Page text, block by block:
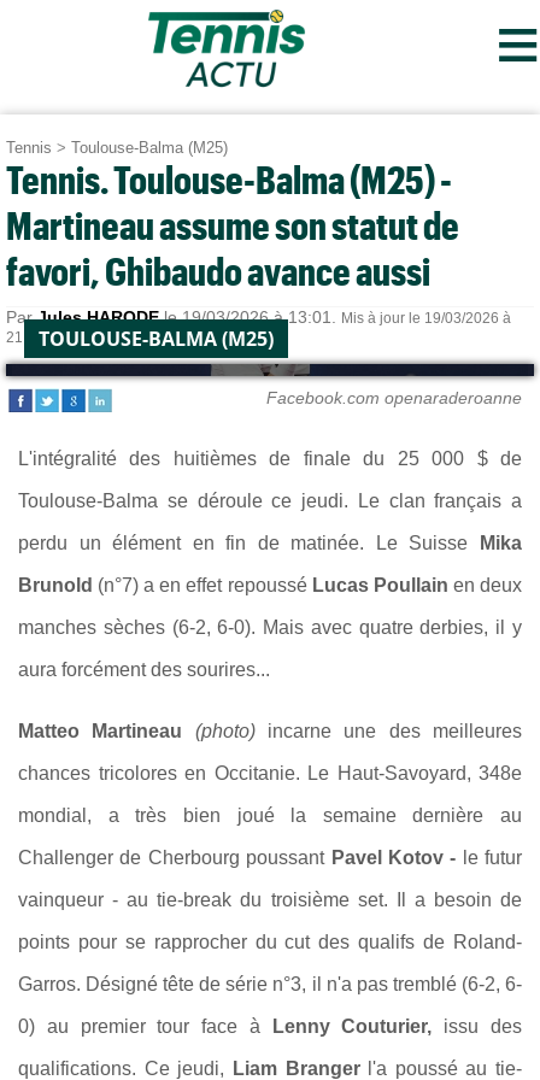
≡
Tennis > Toulouse-Balma (M25)
Tennis. Toulouse-Balma (M25) -
Martineau assume son statut de
favori, Ghibaudo avance aussi
ParJules HARODEle 19/03/2026 à 13:01.
Mis à jour le 19/03/2026 à
21:32.TOULOUSE-BALMA (M25)
Facebook.com openaraderoanne
L'intégralité des huitièmes de finale du 25 000 $ de
Toulouse-Balma se déroule ce jeudi. Le clan français a
perdu un élément en fin de matinée. Le Suisse Mika
Brunold (n°7) a en effet repoussé Lucas Poullain en deux
manches sèches (6-2, 6-0). Mais avec quatre derbies, il y
aura forcément des sourires...
Matteo Martineau (photo) incarne une des meilleures
chances tricolores en Occitanie. Le Haut-Savoyard, 348e
mondial, a très bien joué la semaine dernière au
Challenger de Cherbourg poussant Pavel Kotov - le futur
vainqueur - au tie-break du troisième set. Il a besoin de
points pour se rapprocher du cut des qualifs de Roland-
Garros. Désigné tête de série n°3, il n'a pas tremblé (6-2, 6-
0) au premier tour face à Lenny Couturier, issu des
qualifications. Ce jeudi, Liam Branger l'a poussé au tie-